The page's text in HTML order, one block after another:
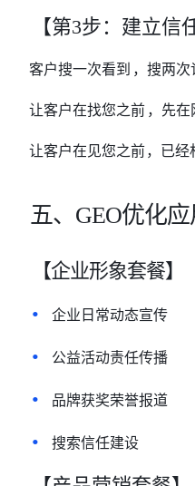
【第3步：建立信
客户搜一次看到 ，搜两次
让客户在找您之前 ，先在
让客户在见您之前，已经
五、 GEO优化
【企业形象套餐】
•
企业日常动态宣传
• 公益活动责任传播
• 品牌获奖荣誉报道
• 搜索信任建设